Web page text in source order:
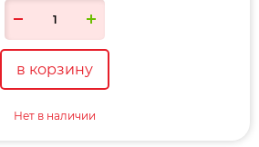
в корзину
Нет в наличии